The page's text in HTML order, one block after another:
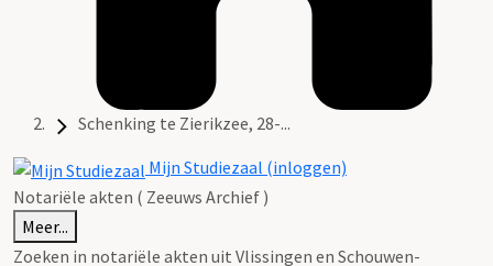
Schenking te Zierikzee, 28-...
Mijn Studiezaal (inloggen)
Notariële akten ( Zeeuws Archief )
Meer...
Zoeken in notariële akten uit Vlissingen en Schouwen-